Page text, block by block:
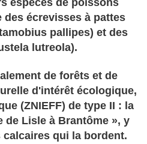
espèces de poissons
des écrevisses à pattes
pallipes) et des
lutreola).
de forêts et de
d'intérêt écologique,
(ZNIEFF) de type II : la
de Lisle à Brantôme », y
qui la bordent.